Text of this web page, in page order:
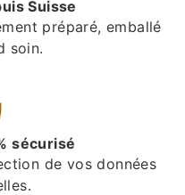
Suisse
préparé, emballé
soin.
sécurisé
de vos données